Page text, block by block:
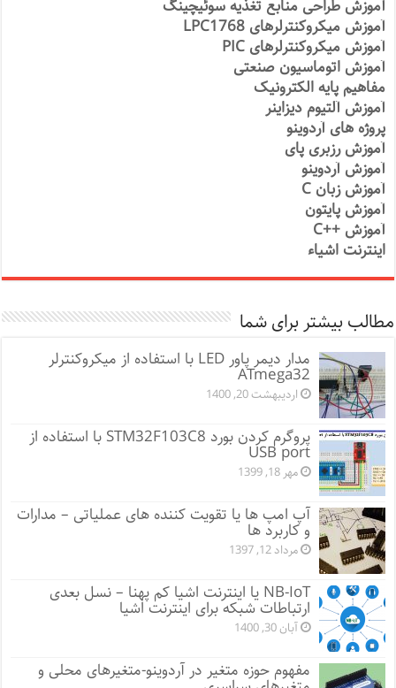
آموزش طراحی منابع تغذیه سوئیچینگ
آموزش میکروکنترلرهای LPC1768
آموزش میکروکنترلرهای PIC
آموزش اتوماسیون صنعتی
مفاهیم پایه الکترونیک
آموزش آلتیوم دیزاینر
پروژه های آردوینو
آموزش رزبری پای
آموزش آردوینو
آموزش زبان C
آموزش پایتون
آموزش ++C
اینترنت اشیاء
مطالب بیشتر برای شما
مدار دیمر پاور LED با استفاده از میکروکنترلر
ATmega32
اردیبهشت 20, 1400
پروگرم کردن بورد STM32F103C8 با استفاده از
USB port
مهر 18, 1399
آپ امپ ها یا تقویت کننده های عملیاتی – مدارات
و کاربرد ها
مرداد 12, 1397
NB-IoT یا اینترنت اشیا کم پهنا – نسل بعدی
ارتباطات شبکه برای اینترنت اشیا
آبان 30, 1400
مفهوم حوزه متغیر در آردوینو-متغیرهای محلی و